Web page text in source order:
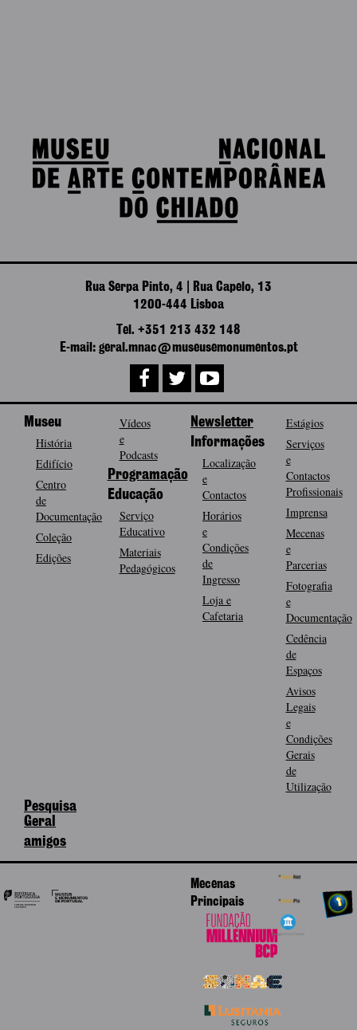
Rua Serpa Pinto, 4 | Rua Capelo, 13
1200-444 Lisboa
Tel. +351 213 432 148
E-mail: geral.mnac@museusemonumentos.pt
Museu
História
Edifício
Centro
de
Documentação
Coleção
Edições
Vídeos
e
Podcasts
Programação
Educação
Serviço
Educativo
Materiais
Pedagógicos
Newsletter
Informações
Localização
e
Contactos
Horários
e
Condições
de
Ingresso
Loja e
Cafetaria
Estágios
Serviços
e
Contactos
Profissionais
Imprensa
Mecenas
e
Parcerias
Fotografia
e
Documentação
Cedência
de
Espaços
Avisos
Legais
e
Condições
Gerais
de
Utilização
Pesquisa
Geral
amigos
Mecenas
Principais